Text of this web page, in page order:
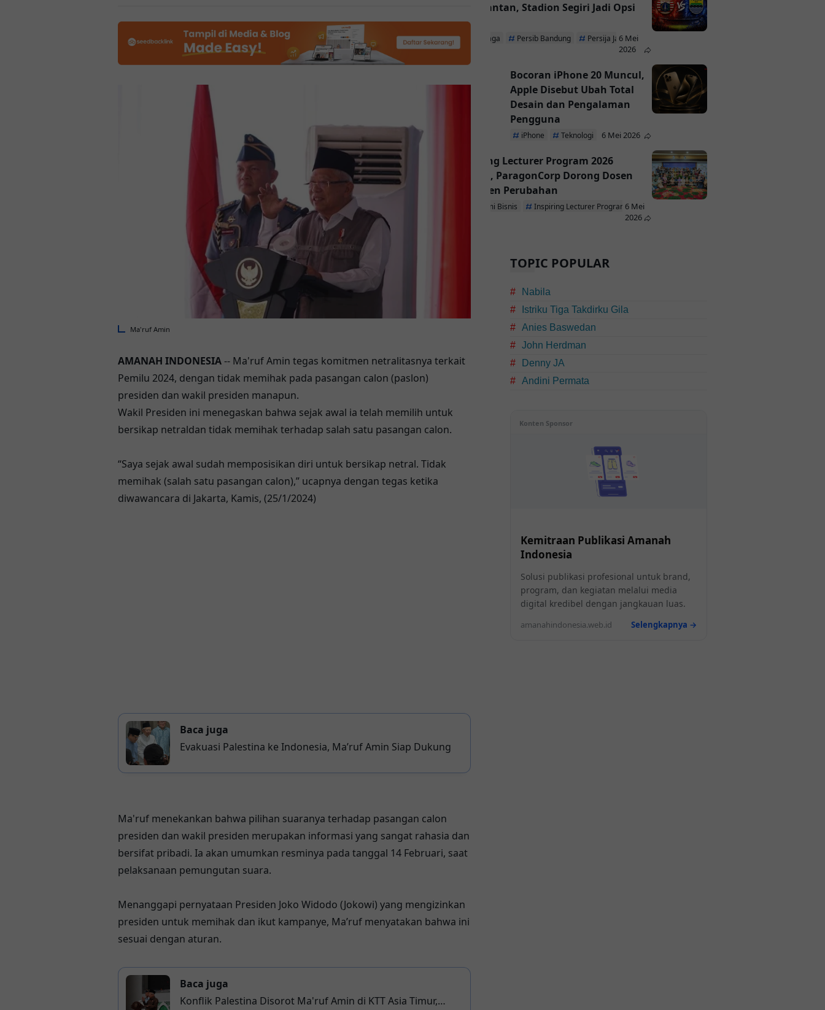
Ma'ruf Amin
AMANAH INDONESIA-- Ma'ruf Amin tegas komitmen netralitasnya terkait
Pemilu 2024, dengan tidak memihak pada pasangan calon (paslon)
presiden dan wakil presiden manapun.
Wakil Presiden ini menegaskan bahwa sejak awal ia telah memilih untuk
bersikap netraldan tidak memihak terhadap salah satu pasangan calon.
“Saya sejak awal sudah memposisikan diri untuk bersikap netral. Tidak
memihak (salah satu pasangan calon),” ucapnya dengan tegas ketika
diwawancara di Jakarta, Kamis, (25/1/2024)
Baca juga
Evakuasi Palestina ke Indonesia, Ma’ruf Amin Siap Dukung
Ma'ruf menekankan bahwa pilihan suaranya terhadap pasangan calon
presiden dan wakil presiden merupakan informasi yang sangat rahasia dan
bersifat pribadi. Ia akan umumkan resminya pada tanggal 14 Februari, saat
pelaksanaan pemungutan suara.
Menanggapi pernyataan Presiden Joko Widodo (Jokowi) yang mengizinkan
presiden untuk memihak dan ikut kampanye, Ma’ruf menyatakan bahwa ini
sesuai dengan aturan.
Baca juga
Konflik Palestina Disorot Ma'ruf Amin di KTT Asia Timur,
Kalimantan, Stadion Segiri Jadi Opsi
Utama
Olahraga Persib Bandung Persija Jakarta
6 Mei
2026
Bocoran iPhone 20 Muncul,
Apple Disebut Ubah Total
Desain dan Pengalaman
Pengguna
iPhone Teknologi 6 Mei 2026
Inspiring Lecturer Program 2026
Dibuka, ParagonCorp Dorong Dosen
Jadi Agen Perubahan
Ekonomi Bisnis Inspiring Lecturer Program ParagonCorp
6 Mei
2026
TOPIC POPULAR
Nabila
Istriku Tiga Takdirku Gila
Anies Baswedan
John Herdman
Denny JA
Andini Permata
Konten Sponsor
Kemitraan Publikasi Amanah
Indonesia
Solusi publikasi profesional untuk brand,
program, dan kegiatan melalui media
digital kredibel dengan jangkauan luas.
amanahindonesia.web.id Selengkapnya →